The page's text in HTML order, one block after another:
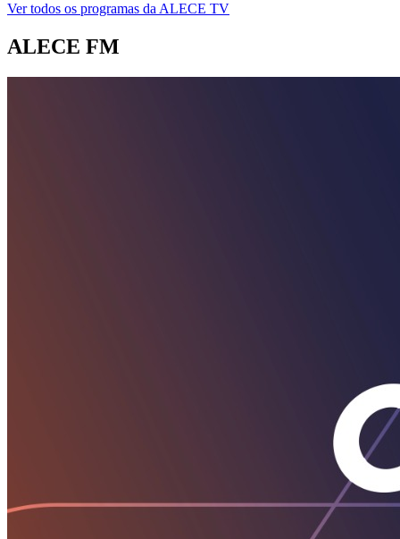
Ver todos os programas da ALECE TV
ALECE FM